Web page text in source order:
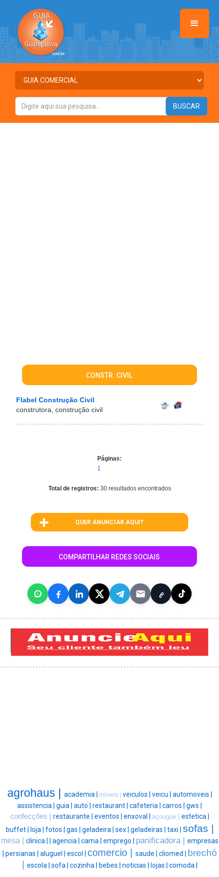
CONSTR. CIVIL
Flabel Construção Civil
construtora, construção civil
Páginas:
1
Total de registros: 30 resultados encontrados
QUER ANUNCIAR AQUI?
COMPARTILHAR REDES SOCIAIS
agrohaus | academia | móveis | veiculos | veicu | automoveis |
assistencia | guia | auto | restaurant | cafeteria | carros | gws |
confecções | restaurante | eventos | enxoval | açougue | estetica |
buffet |
loja | fotos | gas | geladeira | sex | geladeiras | taxi | sofas |
mesa | clinica | agencia | cama | emprego | panificadora | empresas
persianas | aluguel | escol | comercio | saude | cliomed |
brechó
escola | sofa | cozinha | bebes | noticias | lojas | comoda |